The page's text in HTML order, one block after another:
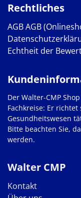
Rechtliches
AGBAGB
Echtheit der
Walter CMP
Kontakt
Der Walter-CMP
Fachkreise: Er
Gesundheitswesen
Bitte beachten Sie,
werden.